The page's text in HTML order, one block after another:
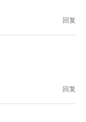
回复
回复